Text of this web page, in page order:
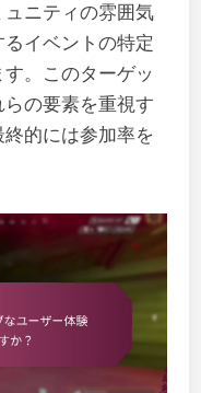
ニティの雰囲気
イベントの特定
。このターゲッ
らの要素を重視す
的には参加率を